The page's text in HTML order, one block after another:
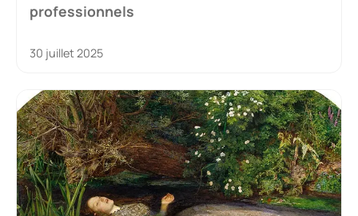
professionnels
30 juillet 2025